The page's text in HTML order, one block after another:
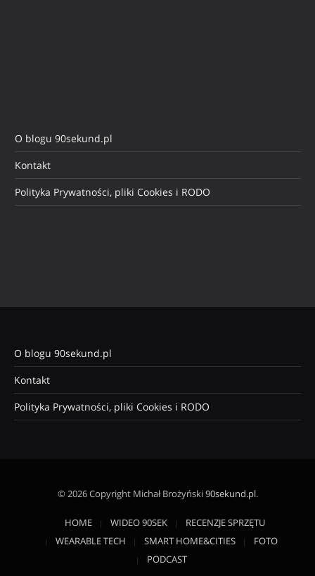
O blogu 90sekund.pl
Kontakt
Polityka Prywatności, pliki Cookies i RODO
O blogu 90sekund.pl
Kontakt
Polityka Prywatności, pliki Cookies i RODO
© 2026 Copyright Michał Brożyński90sekund.pl.
HOME WIDEO 90SEK
RECENZJE SPRZĘTU
WEARABLE TECH
SMART HOME&CITIES
FOTO
PODCAST